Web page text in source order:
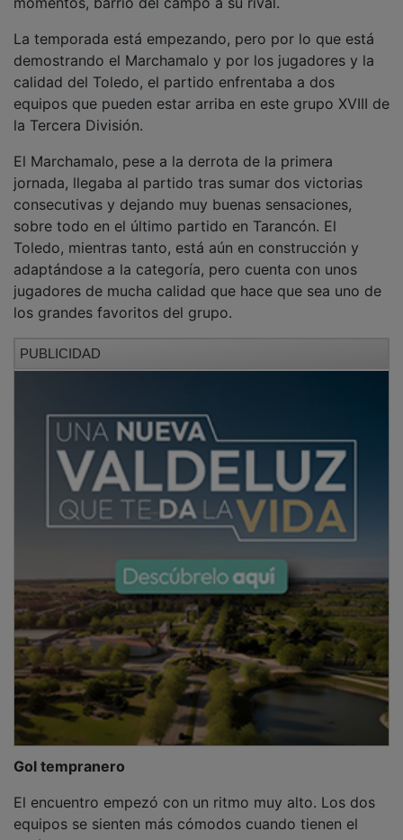
demostrando el Marchamalo y por los jugadores y la
calidad del Toledo, el partido enfrentaba a dos
equipos que pueden estar arriba en este grupo XVIII de
la Tercera División.
jornada, llegaba al partido tras sumar dos victorias
consecutivas y dejando muy buenas sensaciones,
sobre todo en el último partido en Tarancón. El
Toledo, mientras tanto, está aún en construcción y
adaptándose a la categoría, pero cuenta con unos
jugadores de mucha calidad que hace que sea uno de
los grandes favoritos del grupo.
equipos se sienten más cómodos cuando tienen el
balón en su poder, por lo que la batalla en el centro